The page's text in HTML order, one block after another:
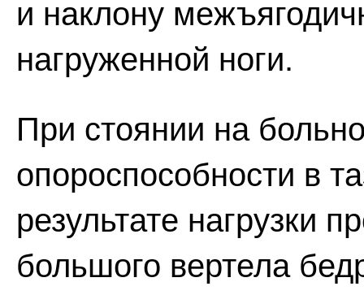
и наклону
нагруженной ноги.
При стоянии на
опороспособности в
результате нагрузки
большого вертела